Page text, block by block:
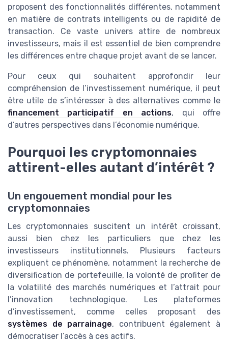
proposent des fonctionnalités différentes, notamment
en matière de contrats intelligents ou de rapidité de
transaction. Ce vaste univers attire de nombreux
investisseurs, mais il est essentiel de bien comprendre
les différences entre chaque projet avant de se lancer.
Pour ceux qui souhaitent approfondir leur
compréhension de l’investissement numérique, il peut
être utile de s’intéresser à des alternatives comme le
financement participatif en actions, qui offre
d’autres perspectives dans l’économie numérique.
Pourquoi les cryptomonnaies
attirent-elles autant d’intérêt ?
Un engouement mondial pour les
cryptomonnaies
Les cryptomonnaies suscitent un intérêt croissant,
aussi bien chez les particuliers que chez les
investisseurs institutionnels. Plusieurs facteurs
expliquent ce phénomène, notamment la recherche de
diversification de portefeuille, la volonté de profiter de
la volatilité des marchés numériques et l’attrait pour
l’innovation technologique. Les plateformes
d’investissement, comme celles proposant des
systèmes de parrainage, contribuent également à
démocratiser l’accès à ces actifs.